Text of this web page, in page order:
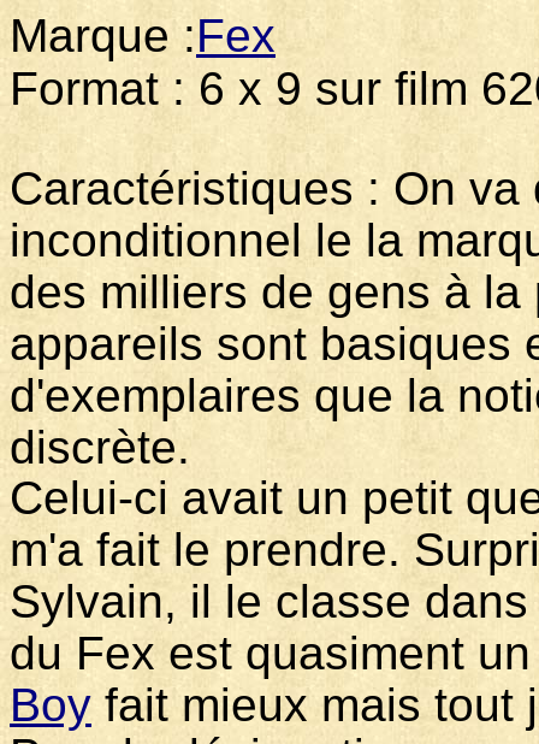
Marque :Fex
Format : 6 x 9 sur film
Caractéristiques : On
inconditionnel le la
des milliers de gens à
appareils sont basiques
d'exemplaires que la
discrète.
Celui-ci avait un petit
m'a fait le prendre.
Sylvain, il le classe
du Fex est quasiment
Boy fait mieux mais tout